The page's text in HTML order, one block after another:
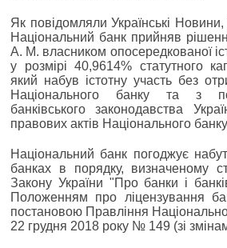
Як повідомляли Українські
Національний банк прийняв
А. М. власником опосередкованої
у розмірі 40,9614% статутного
який набув істотну участь без
Національного банку та з
банківського законодавства
правових актів Національного
Національний банк погоджує
банках в порядку, визначеному
Закону України "Про банки і
Положенням про ліцензування
постановою Правління
22 грудня 2018 року № 149 (зі